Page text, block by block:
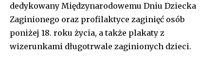
dedykowany Międzynarodowemu Dniu Dziecka
Zaginionego oraz profilaktyce zaginięć osób
poniżej 18. roku życia, a także plakaty z
wizerunkami długotrwale zaginionych dzieci.